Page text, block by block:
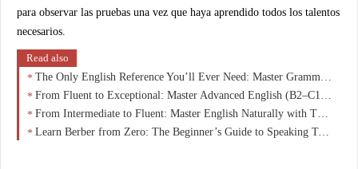
para observar las pruebas una vez que haya aprendido todos los talentos
necesarios.
Read also
The Only English Reference You’ll Ever Need: Master Grammar, Vocabulary & Fluency from A1 to C1
From Fluent to Exceptional: Master Advanced English (B2–C1) and Speak Like a Native
From Intermediate to Fluent: Master English Naturally with This B1–B2 Breakthrough Guide
Learn Berber from Zero: The Beginner’s Guide to Speaking Tamazight with Confidence